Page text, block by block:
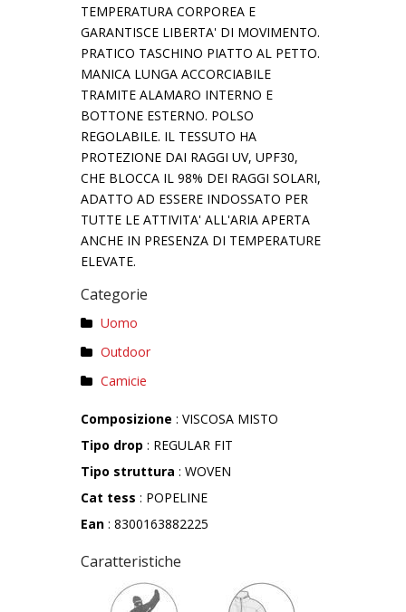
TEMPERATURA CORPOREA E
GARANTISCE LIBERTA' DI MOVIMENTO.
PRATICO TASCHINO PIATTO AL PETTO.
MANICA LUNGA ACCORCIABILE
TRAMITE ALAMARO INTERNO E
BOTTONE ESTERNO. POLSO
REGOLABILE. IL TESSUTO HA
PROTEZIONE DAI RAGGI UV, UPF30,
CHE BLOCCA IL 98% DEI RAGGI SOLARI,
ADATTO AD ESSERE INDOSSATO PER
TUTTE LE ATTIVITA' ALL'ARIA APERTA
ANCHE IN PRESENZA DI TEMPERATURE
ELEVATE.
Categorie
Uomo
Outdoor
Camicie
Composizione : VISCOSA MISTO
Tipo drop : REGULAR FIT
Tipo struttura : WOVEN
Cat tess : POPELINE
Ean : 8300163882225
Caratteristiche